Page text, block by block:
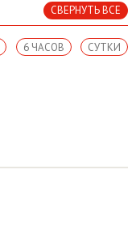
СВЕРНУТЬ ВСЕ
СУТКИ
6 ЧАСОВ